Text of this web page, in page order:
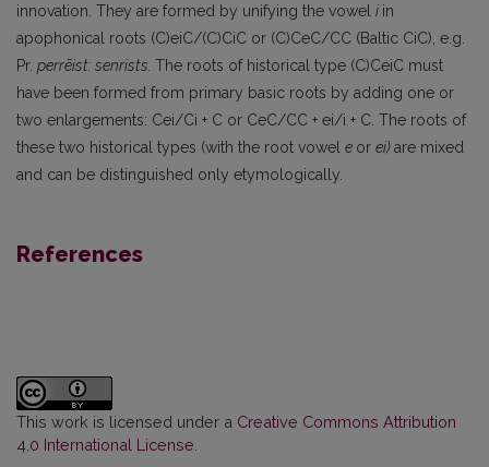
innovation. They are formed by unifying the vowel i in
apophonical roots (C)eiC/(C)CiC or (C)CeC/CC (Bal­tic CiC), e.g.
Pr. perrēist: senrists. The roots of historical type (C)CeiC must
have been formed from primary basic roots by adding one or
two enlargements: Cei/Ci + С or CeC/CC + ei/i + C. The roots of
these two historical types (with the root vowel e or ei)are mixed
and can be distinguished only etymologically.
References
This work is licensed under a Creative Commons Attribution
4.0 International License